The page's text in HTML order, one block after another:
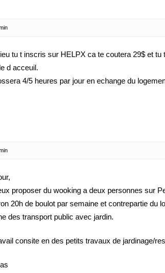
tu t inscris sur HELPX ca te coutera 29$ et
d acceuil.
4/5 heures par jour en echange du
proposer du wooking a deux personnes sur
20h de boulot par semaine et contrepartie du
des transport public avec jardin.
consite en des petits travaux de jardinage/